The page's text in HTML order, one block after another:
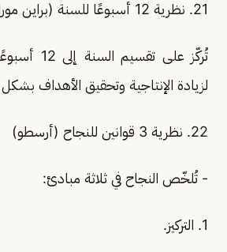
21. نظرية 12 أسبوعًا للسنة (براين موران)
لزيادة الإنتاجية وتحقيق الأهداف
22. نظرية 3 قوانين للنجاح (أرسطو)
- تُلخّص النجاح في ثلاثة مبادئ:
1. التركيز.